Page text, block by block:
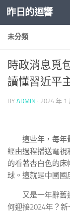
Skip to content
昨日的迴響
未分類
時政消息覓
讀懂習近平
BY ADMIN · 2024 年 1
這些年，每年
經由過程播送電視
的看著杏白色的床
球。這就是中國國
又是一年辭舊
何迎接2024年？新